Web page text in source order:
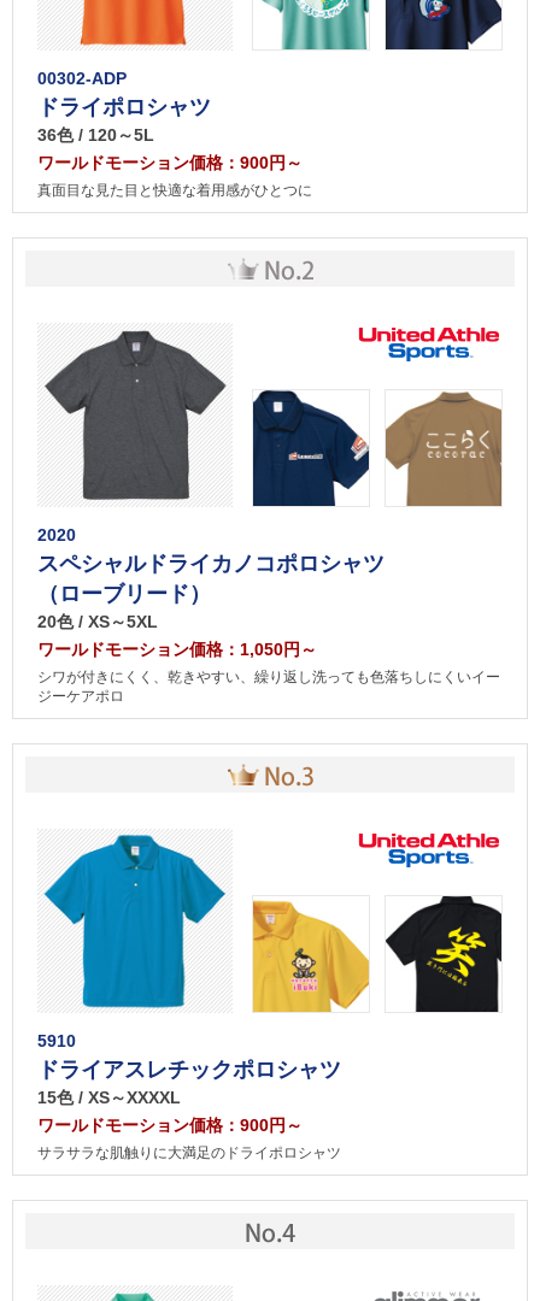
00302-ADP
ドライポロシャツ
36色 / 120～5L
ワールドモーション価格：900円～
真面目な見た目と快適な着用感がひとつに
2020
スペシャルドライカノコポロシャツ
（ローブリード）
20色 / XS～5XL
ワールドモーション価格：1,050円～
シワが付きにくく、乾きやすい、繰り返し洗っても色落ちしにくいイー
ジーケアポロ
5910
ドライアスレチックポロシャツ
15色 / XS～XXXXL
ワールドモーション価格：900円～
サラサラな肌触りに大満足のドライポロシャツ